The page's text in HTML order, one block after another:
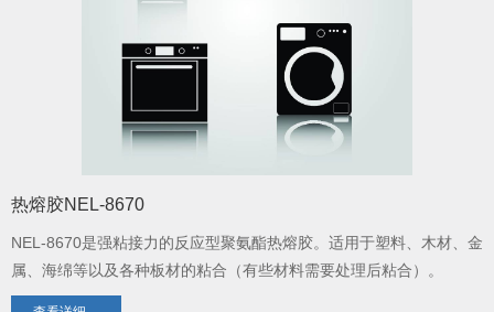
热熔胶NEL-8670
NEL-8670是强粘接力的反应型聚氨酯热熔胶。适用于塑料、木材、金
属、海绵等以及各种板材的粘合（有些材料需要处理后粘合）。